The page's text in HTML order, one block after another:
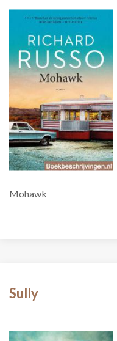
Mohawk
Sully